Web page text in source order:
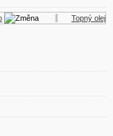
Topný olej